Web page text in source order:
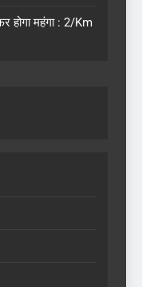
होगा महंगा : 2/Km